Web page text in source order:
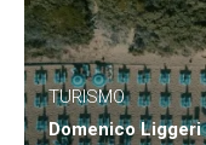
TURISMO
Domenico Liggeri